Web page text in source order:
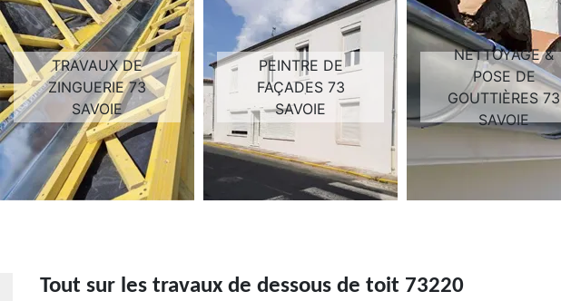
TRAVAUX DE
ZINGUERIE 73
SAVOIE
PEINTRE DE
FAÇADES 73
SAVOIE
NETTOYAGE &
POSE DE
GOUTTIÈRES 73
SAVOIE
Tout sur les travaux de dessous de toit 73220